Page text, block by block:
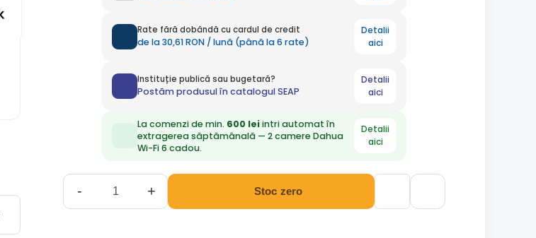
Rate fără dobândă cu cardul de credit
de la 30,61 RON / lună (până la 6 rate)
Detalii
aici
Instituție publică sau bugetară?
Postăm produsul în catalogul SEAP
Detalii
aici
La comenzi de min. 600 leiintri automat în
extragerea săptămânală — 2 camere Dahua
Wi-Fi 6 cadou.
Detalii
aici
- + Stoc zero